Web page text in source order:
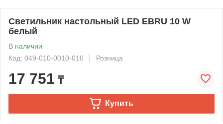
Светильник настольный LED EBRU 10 W
белый
В наличии
Код: 049-010-0010-010
Розница
17 751 ₸
Купить